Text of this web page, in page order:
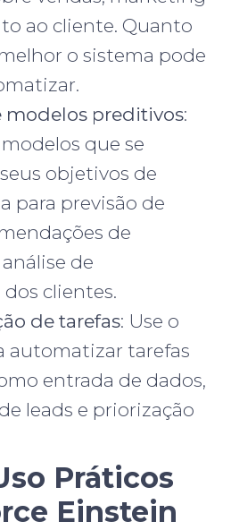
ao cliente. Quanto
o sistema pode
modelos preditivos:
que se
objetivos de
para previsão de
de
de
clientes.
de tarefas: Use o
automatizar tarefas
entrada de dados,
leads e priorização
Práticos
Einstein